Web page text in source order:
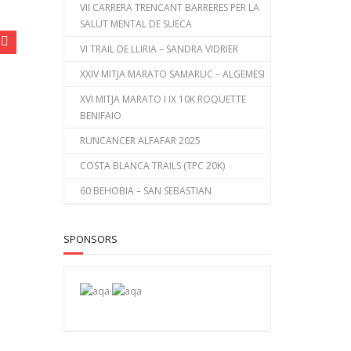
VII CARRERA TRENCANT BARRERES PER LA
SALUT MENTAL DE SUECA
VI TRAIL DE LLIRIA – SANDRA VIDRIER
XXIV MITJA MARATO SAMARUC – ALGEMESI
XVI MITJA MARATO I IX 10K ROQUETTE
BENIFAIO
RUNCANCER ALFAFAR 2025
COSTA BLANCA TRAILS (TPC 20K)
60 BEHOBIA – SAN SEBASTIAN
SPONSORS